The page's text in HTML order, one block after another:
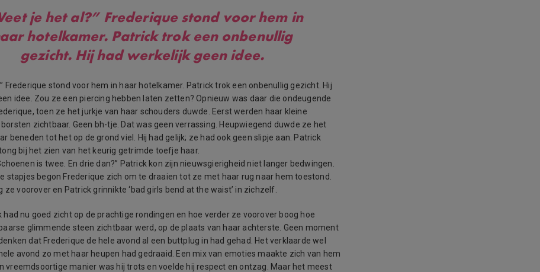
je het al?” Frederique stond voor hem in
hotelkamer. Patrick trok een onbenullig
gezicht. Hij had werkelijk geen idee.
Frederique stond voor hem in haar hotelkamer. Patrick trok een onbenullig gezicht. Hij
idee. Zou ze een piercing hebben laten zetten? Opnieuw was daar die ondeugende
toen ze het jurkje van haar schouders duwde. Eerst werden haar kleine
zichtbaar. Geen bh-tje. Dat was geen verrassing. Heupwiegend duwde ze het
beneden tot het op de grond viel. Hij had gelijk; ze had ook geen slipje aan. Patrick
bij het zien van het keurig getrimde toefje haar.
is twee. En drie dan?” Patrick kon zijn nieuwsgierigheid niet langer bedwingen.
stapjes begon Frederique zich om te draaien tot ze met haar rug naar hem toestond.
ze voorover en Patrick grinnikte ‘bad girls bend at the waist’ in zichzelf.
had nu goed zicht op de prachtige rondingen en hoe verder ze voorover boog hoe
glimmende steen zichtbaar werd, op de plaats van haar achterste. Geen moment
dat Frederique de hele avond al een buttplug in had gehad. Het verklaarde wel
avond zo met haar heupen had gedraaid. Een mix van emoties maakte zich van hem
vreemdsoortige manier was hij trots en voelde hij respect en ontzag. Maar het meest